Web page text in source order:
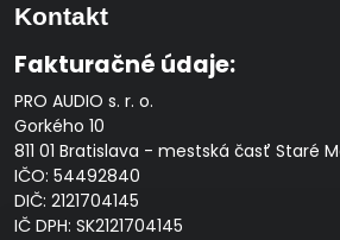
Kontakt
Fakturačné údaje:
PRO AUDIO s. r. o.
Gorkého 10
811 01 Bratislava - mestská časť Staré
IČO: 54492840
DIČ: 2121704145
IČ DPH: SK2121704145